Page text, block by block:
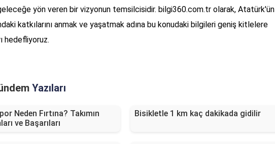
yön veren bir vizyonun temsilcisidir. bilgi360.com.tr olarak, Atatürk'ün
katkılarını anmak ve yaşatmak adına bu konudaki bilgileri geniş kitlelere
hedefliyoruz.
Yazıları
Neden Fırtına? Takımın
ve Başarıları
Bisikletle 1 km kaç dakikada gidilir